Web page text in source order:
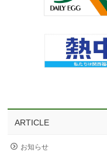
ARTICLE
お知らせ